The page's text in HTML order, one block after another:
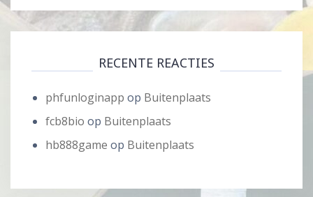
RECENTE REACTIES
phfunloginapp op Buitenplaats
fcb8bio op Buitenplaats
hb888game op Buitenplaats